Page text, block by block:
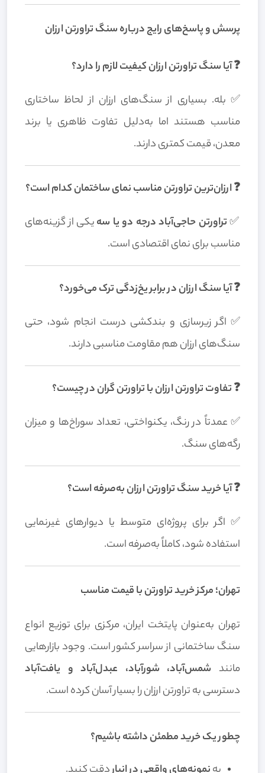
پرسش و پاسخ‌های رایج درباره سنگ تراورتن ارزان
❓ آیا سنگ تراورتن ارزان کیفیت لازم را دارد؟
✅ بله. بسیاری از سنگ‌های ارزان از لحاظ ساختاری
مناسب هستند اما به‌دلیل تفاوت ظاهری یا برند
معدن، قیمت کمتری دارند.
❓ ارزان‌ترین تراورتن مناسب نمای ساختمان کدام است؟
✅تراورتن حاجی‌آباد درجه دو یا سهیکی از گزینه‌های
مناسب برای نمای اقتصادی است.
❓ آیا سنگ ارزان در برابر یخ‌زدگی ترک می‌خورد؟
✅ اگر زیرسازی و بندکشی درست انجام شود، حتی
سنگ‌های ارزان هم مقاومت مناسبی دارند.
❓ تفاوت تراورتن ارزان با تراورتن گران در چیست؟
✅ عمدتاً در رنگ، یکنواختی، تعداد سوراخ‌ها و میزان
رگه‌های سنگ.
❓ آیا خرید سنگ تراورتن ارزان به‌صرفه است؟
✅ اگر برای پروژه‌ای متوسط یا دیوارهای غیرنمایی
استفاده شود، کاملاً به‌صرفه است.
تهران؛ مرکز خرید تراورتن با قیمت مناسب
تهران به‌عنوان پایتخت ایران، مرکزی برای توزیع انواع
سنگ ساختمانی از سراسر کشور است. وجود بازارهایی
مانند شمس‌آباد، شورآباد، عبدل‌آباد و یافت‌آباد
دسترسی به تراورتن ارزان را بسیار آسان کرده است.
چطور یک خرید مطمئن داشته باشیم؟